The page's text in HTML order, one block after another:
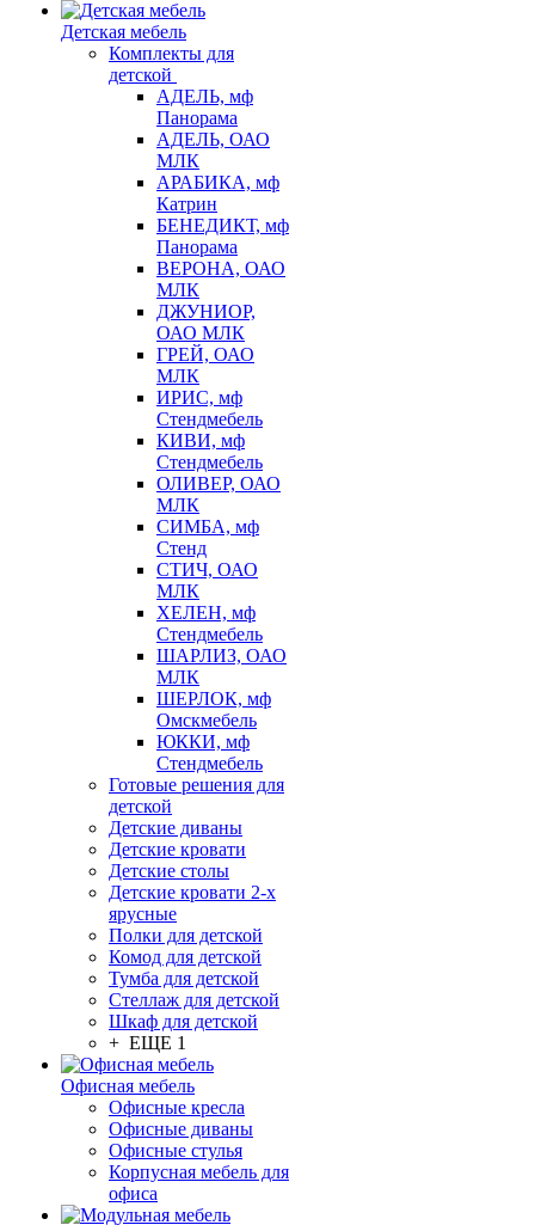
Детская мебель
Комплекты для
детской
АДЕЛЬ, мф
Панорама
АДЕЛЬ, ОАО
МЛК
АРАБИКА, мф
Катрин
БЕНЕДИКТ, мф
Панорама
ВЕРОНА, ОАО
МЛК
ДЖУНИОР,
ОАО МЛК
ГРЕЙ, ОАО
МЛК
ИРИС, мф
Стендмебель
КИВИ, мф
Стендмебель
ОЛИВЕР, ОАО
МЛК
СИМБА, мф
Стенд
СТИЧ, ОАО
МЛК
ХЕЛЕН, мф
Стендмебель
ШАРЛИЗ, ОАО
МЛК
ШЕРЛОК, мф
Омскмебель
ЮККИ, мф
Стендмебель
Готовые решения для
детской
Детские диваны
Детские кровати
Детские столы
Детские кровати 2-х
ярусные
Полки для детской
Комод для детской
Тумба для детской
Стеллаж для детской
Шкаф для детской
+ ЕЩЕ 1
Офисная мебель
Офисные кресла
Офисные диваны
Офисные стулья
Корпусная мебель для
офиса